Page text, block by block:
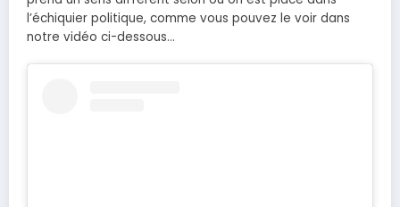
l’échiquier politique, comme vous pouvez le voir dans
notre vidéo ci-dessous…